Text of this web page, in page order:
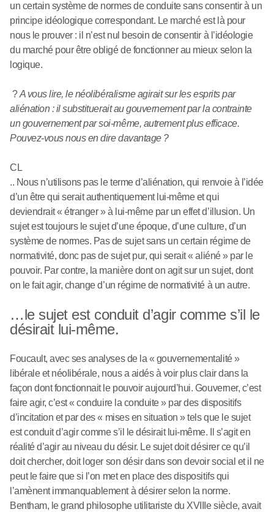
un certain système de normes de conduite sans consentir à un
principe idéologique correspondant. Le marché est là pour
nous le prouver : il n’est nul besoin de consentir à l’idéologie
du marché pour être obligé de fonctionner au mieux selon la
logique.
?A vous lire, le néolibéralisme agirait sur les esprits par
aliénation : il substituerait au gouvernement par la contrainte
un gouvernement par soi-même, autrement plus efficace.
Pouvez-vous nous en dire davantage ?
CL
.. Nous n’utilisons pas le terme d’aliénation, qui renvoie à l’idée
d’un être qui serait authentiquement lui-même et qui
deviendrait « étranger » à lui-même par un effet d’illusion. Un
sujet est toujours le sujet d’une époque, d’une culture, d’un
système de normes. Pas de sujet sans un certain régime de
normativité, donc pas de sujet pur, qui serait « aliéné » par le
pouvoir. Par contre, la manière dont on agit sur un sujet, dont
on le fait agir, change d’un régime de normativité à un autre.
…le sujet est conduit d’agir comme s’il le
désirait lui-même.
Foucault, avec ses analyses de la « gouvernementalité »
libérale et néolibérale, nous a aidés à voir plus clair dans la
façon dont fonctionnait le pouvoir aujourd’hui. Gouverner, c’est
faire agir, c’est « conduire la conduite » par des dispositifs
d’incitation et par des « mises en situation » tels que le sujet
est conduit d’agir comme s’il le désirait lui-même. Il s’agit en
réalité d’agir au niveau du désir. Le sujet doit désirer ce qu’il
doit chercher, doit loger son désir dans son devoir social et il ne
peut le faire que si l’on met en place des dispositifs qui
l’amènent immanquablement à désirer selon la norme.
Bentham, le grand philosophe utilitariste du XVIIIe siècle, avait